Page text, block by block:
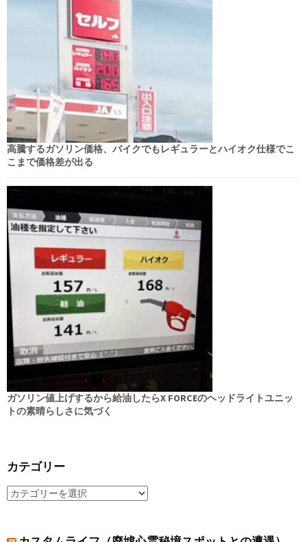
高騰するガソリン価格、バイクでもレギュラーとハイオク仕様でこ
こまで価格差が出る
ガソリン値上げするから給油したらX FORCEのヘッドライトユニッ
トの素晴らしさに気づく
カテゴリー